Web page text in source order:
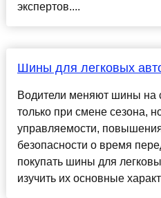
экспертов....
Шины для легковых
Водители меняют шины на
только при смене сезона,
управляемости,
безопасности о время
покупать шины для
изучить их основные